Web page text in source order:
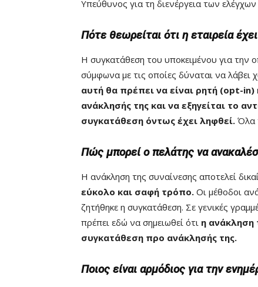
Υπεύθυνος για τη διενέργεια των
Πότε θεωρείται ότι η εταιρεία
Η συγκατάθεση του υποκειμένου για την
σύμφωνα με τις οποίες δύναται να
αυτή θα πρέπει να είναι ρητή (opt-in)
ανάκλησής της και να εξηγείται το
συγκατάθεση όντως έχει ληφθεί. Όλα
Πώς μπορεί ο πελάτης να
Η ανάκληση της συναίνεσης αποτελεί
εύκολο και σαφή τρόπο. Οι μέθοδοι
ζητήθηκε η συγκατάθεση. Σε γενικές
πρέπει εδώ να σημειωθεί ότι η ανάκληση
συγκατάθεση προ ανάκλησής της.
Ποιος είναι αρμόδιος για την